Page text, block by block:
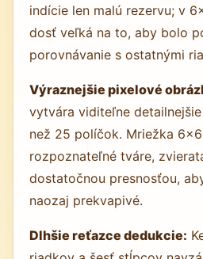
indície len malú rezervu; v
dosť veľká na to, aby bolo
porovnávanie s ostatnými
Výraznejšie pixelové
vytvára viditeľne
než 25 políčok. Mriežka
rozpoznateľné tváre,
dostatočnou presnosťou,
naozaj prekvapivé.
Dlhšie reťazce dedukcie: